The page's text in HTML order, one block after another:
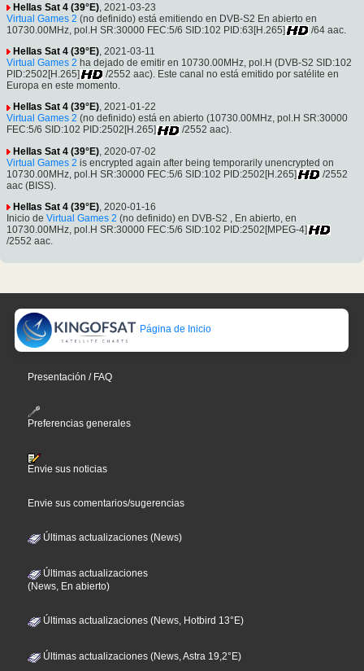
Hellas Sat 4 (39°E) , 2021-03-23
Virtual Games 2 (no definido) está emitiendo en DVB-S2 En abierto en
10730.00MHz, pol.H SR:30000 FEC:5/6 SID:102 PID:63[H.265]
/64 aac.
Hellas Sat 4 (39°E), 2021-03-11
Virtual Games 2 ha dejado de emitir en 10730.00MHz, pol.H (DVB-S2 SID:102
PID:2502[H.265]
/2552 aac). Este canal no está emitido por satélite en
Europa en este momento.
Hellas Sat 4 (39°E), 2021-01-22
Virtual Games 2 (no definido) está en abierto (10730.00MHz, pol.H SR:30000
FEC:5/6 SID:102 PID:2502[H.265]
/2552 aac).
Hellas Sat 4 (39°E) , 2020-07-02
Virtual Games 2 is encrypted again after being temporarily unencrypted on
10730.00MHz, pol.H SR:30000 FEC:5/6 SID:102 PID:2502[H.265]
/2552
aac (BISS).
Hellas Sat 4 (39°E), 2020-01-16
Inicio de Virtual Games 2 (no definido) en DVB-S2 , En abierto, en
10730.00MHz, pol.H SR:30000 FEC:5/6 SID:102 PID:2502[MPEG-4]
/2552 aac.
Página de Inicio
Presentación / FAQ
Preferencias generales
Envie sus noticias
Envie sus comentarios/sugerencias
Últimas actualizaciones (News)
Últimas actualizaciones
(News, En abierto)
Últimas actualizaciones (News, Hotbird 13°E)
Últimas actualizaciones (News, Astra 19,2°E)